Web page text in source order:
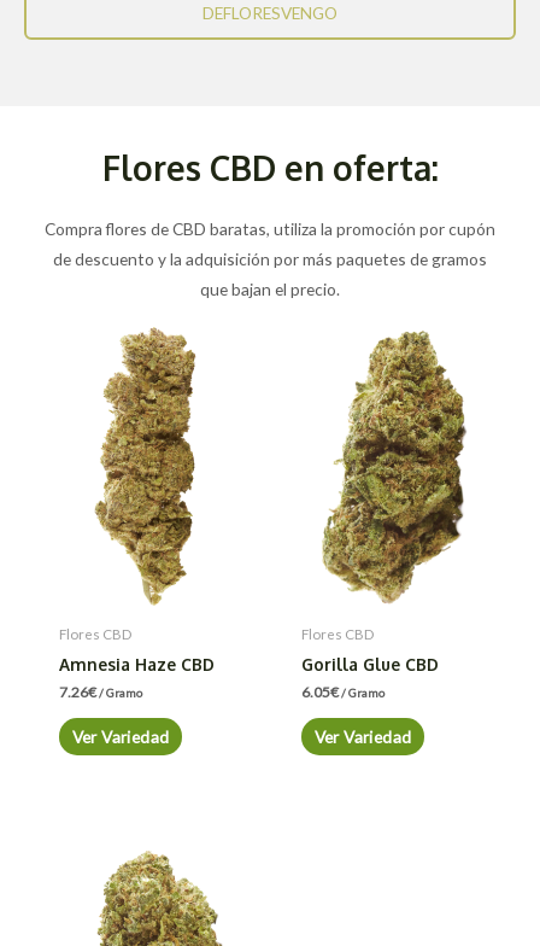
DEFLORESVENGO
Flores CBD en oferta:
Compra flores de CBD baratas, utiliza la promoción por cupón
de descuento y la adquisición por más paquetes de gramos
que bajan el precio.
Flores CBD
Amnesia Haze CBD
7.26€/ Gramo
Ver Variedad
Flores CBD
Gorilla Glue CBD
6.05€/ Gramo
Ver Variedad